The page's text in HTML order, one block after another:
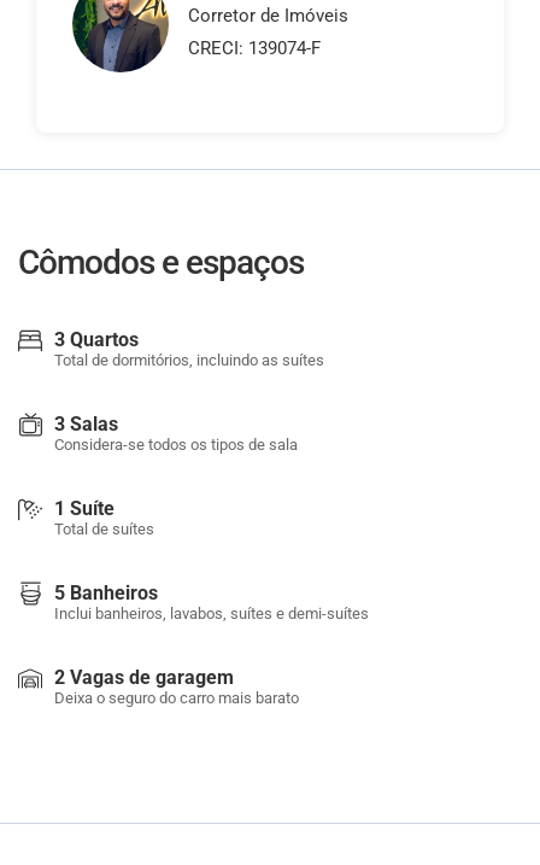
Corretor de Imóveis
CRECI: 139074-F
Cômodos e espaços
3 Quartos
Total de dormitórios, incluindo as suítes
3 Salas
Considera-se todos os tipos de sala
1 Suíte
Total de suítes
5 Banheiros
Inclui banheiros, lavabos, suítes e demi-suítes
2 Vagas de garagem
Deixa o seguro do carro mais barato